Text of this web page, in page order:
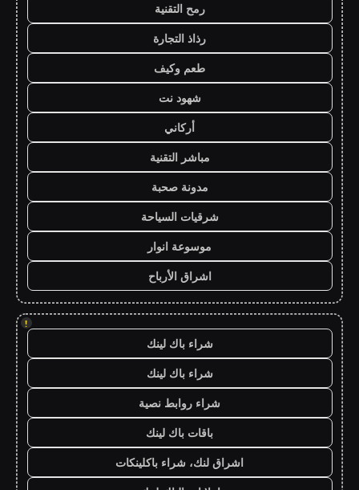
رمح التقنية
رذاذ التجارة
طعم وكيف
شهود نت
أركاني
مباشر التقنية
مدونة صحبة
شرقيات السياحة
موسوعة انوار
اشراق الأرباح
!
شراء باك لينك
شراء باك لينك
شراء روابط نصية
باقات باك لينك
اشراق لنك، شراء باكلينكات